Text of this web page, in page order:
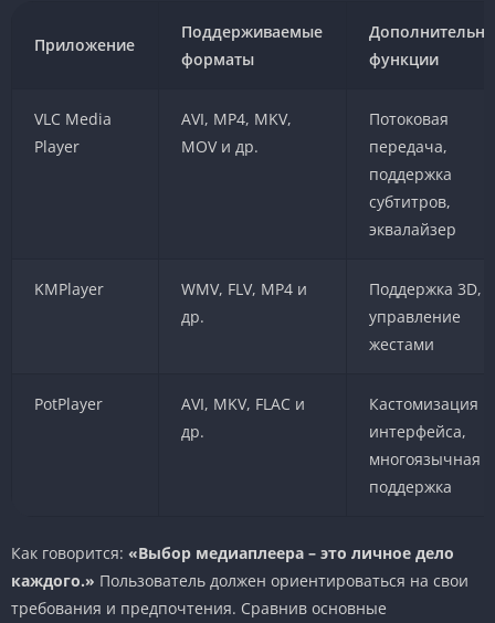
Приложение
Поддерживаемые
форматы
функции
VLC Media
Player
AVI, MP4, MKV,
MOV и др.
Потоковая
передача,
поддержка
субтитров,
эквалайзер
KMPlayer
WMV, FLV, MP4 и
др.
Поддержка 3D,
управление
жестами
PotPlayer
AVI, MKV, FLAC и
др.
Кастомизация
интерфейса,
многоязычная
поддержка
Как говорится: «Выбор медиаплеера – это личное дело
каждого.» Пользователь должен ориентироваться на свои
требования и предпочтения. Сравнив основные